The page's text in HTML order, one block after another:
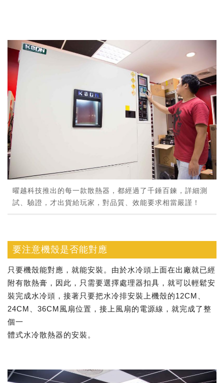
曜越科技推出的每一款散熱器，都經過了千錘百鍊，詳細測
試、驗證，才出貨給玩家，對品質、效能要求相當嚴謹！
要注意機殼是否能對應
只要機殼能對應，就能安裝。由於水冷頭上面在出廠就已經
附有散熱膏，因此，只需要選擇處理器扣具，就可以輕鬆安
裝完成水冷頭，接著只要把水冷排安裝上機殼的12CM、
24CM、36CM風扇位置，接上風扇的電源線，就完成了整
個一
體式水冷散熱器的安裝。